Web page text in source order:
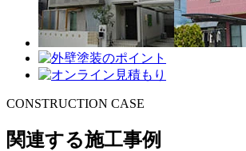
CONSTRUCTION CASE
関連する施工事例